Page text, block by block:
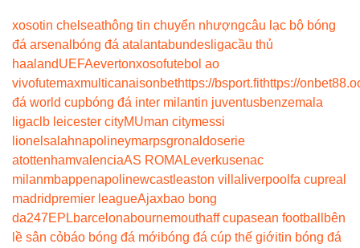
xosotin chelseathông tin chuyển nhượngcâu lạc bộ bóng
đá arsenal bóng đá atalantabundesligacầu thủ
haalandUEFAevertonxosofutebol ao
vivofutemaxmulticanaisonbethttps://bsport.fithttps://
đá world cupbóng đá inter milantin juventusbenzema la
ligaclb leicester cityMUman citymessi
lionel salahnapolineymarpsgronaldoserie
atottenhamvalenciaAS ROMA Leverkusenac
milanmbappenapolinewcastleaston villa liverpool fa cupreal
madridpremier leagueAjaxbao bong
da247EPLbarcelonabournemouthaff cupasean football
bên
lề sân cỏbáo bóng đá mớibóng đá cúp thế giớitin bóng đá